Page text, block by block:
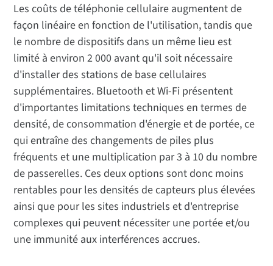
Les coûts de téléphonie cellulaire augmentent de
façon linéaire en fonction de l'utilisation, tandis que
le nombre de dispositifs dans un même lieu est
limité à environ 2 000 avant qu'il soit nécessaire
d'installer des stations de base cellulaires
supplémentaires. Bluetooth et Wi-Fi présentent
d'importantes limitations techniques en termes de
densité, de consommation d'énergie et de portée, ce
qui entraîne des changements de piles plus
fréquents et une multiplication par 3 à 10 du nombre
de passerelles. Ces deux options sont donc moins
rentables pour les densités de capteurs plus élevées
ainsi que pour les sites industriels et d'entreprise
complexes qui peuvent nécessiter une portée et/ou
une immunité aux interférences accrues.